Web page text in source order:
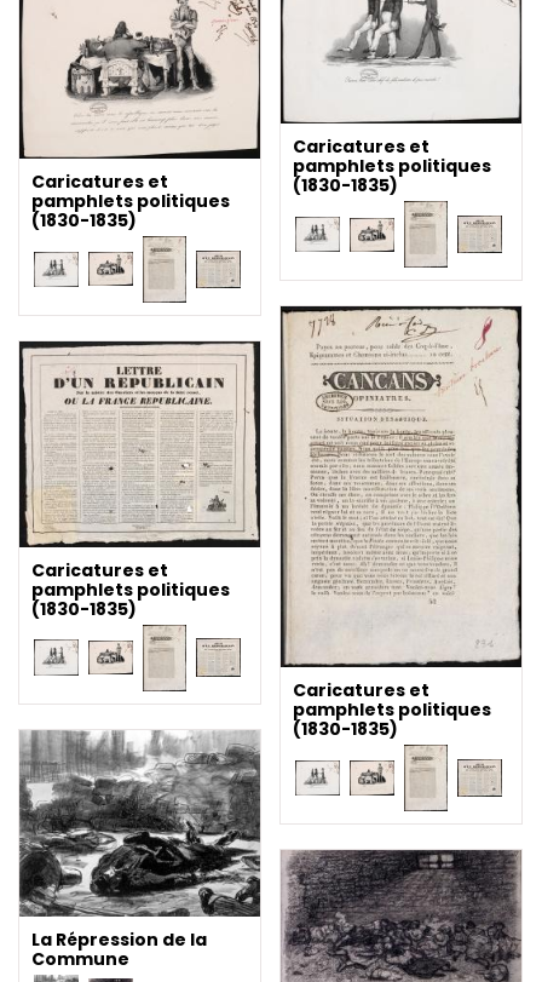
Caricatures et
pamphlets politiques
(1830-1835)
Caricatures et
pamphlets politiques
(1830-1835)
Caricatures et
pamphlets politiques
(1830-1835)
Caricatures et
pamphlets politiques
(1830-1835)
La Répression de la
Commune